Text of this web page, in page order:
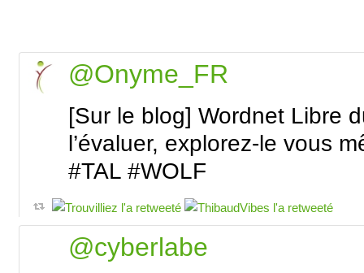
@Onyme_FR
[Sur le blog] Wordnet Libre
l’évaluer, explorez-le vous
#TAL #WOLF
@cyberlabe